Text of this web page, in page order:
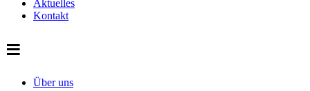
Aktuelles
Kontakt
Über uns